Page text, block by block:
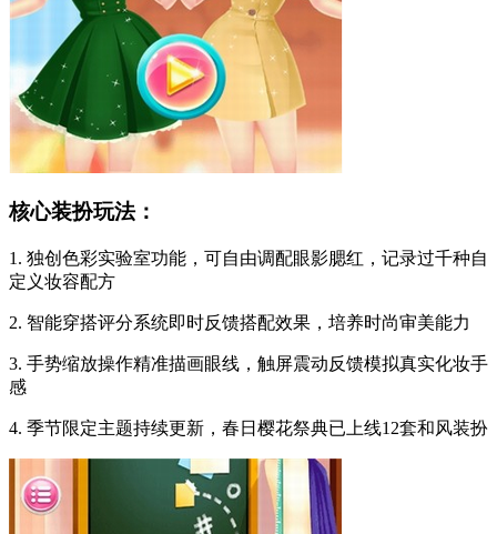
核心装扮玩法：
1. 独创色彩实验室功能，可自由调配眼影腮红，记录过千种自
定义妆容配方
2. 智能穿搭评分系统即时反馈搭配效果，培养时尚审美能力
3. 手势缩放操作精准描画眼线，触屏震动反馈模拟真实化妆手
感
4. 季节限定主题持续更新，春日樱花祭典已上线12套和风装扮